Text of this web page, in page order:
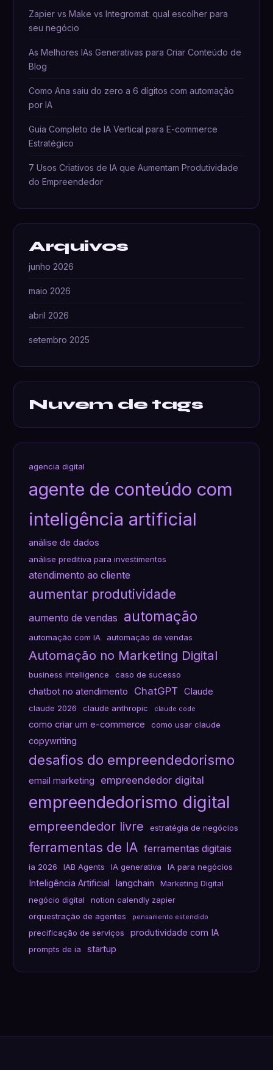
Zapier vs Make vs Integromat: qual escolher para
seu negócio
As Melhores IAs Generativas para Criar Conteúdo de
Blog
Como Ana saiu do zero a 6 dígitos com automação
por IA
Guia Completo de IA Vertical para E-commerce
Estratégico
7 Usos Criativos de IA que Aumentam Produtividade
do Empreendedor
Arquivos
junho 2026
maio 2026
abril 2026
setembro 2025
Nuvem de tags
agencia digital
agente de conteúdo com
inteligência artificial
análise de dados
análise preditiva para investimentos
atendimento ao cliente
aumentar produtividade
aumento de vendas automação
automação com IA automação de vendas
Automação no Marketing Digital
business intelligence caso de sucesso
chatbot no atendimento ChatGPT Claude
claude 2026 claude anthropic claude code
como criar um e-commerce como usar claude
copywriting
desafios do empreendedorismo
email marketing empreendedor digital
empreendedorismo digital
empreendedor livre estratégia de negócios
ferramentas de IA ferramentas digitais
ia 2026 IAB Agents IA generativa IA para negócios
Inteligência Artificial langchain
Marketing Digital
negócio digital
notion calendly zapier
orquestração de agentes
pensamento estendido
precificação de serviços produtividade com IA
prompts de ia startup